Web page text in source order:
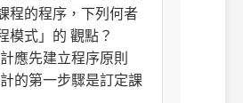
程的程序，下列何者
模式」的 觀點？
應先建立程序原則
的第一步驟是訂定課